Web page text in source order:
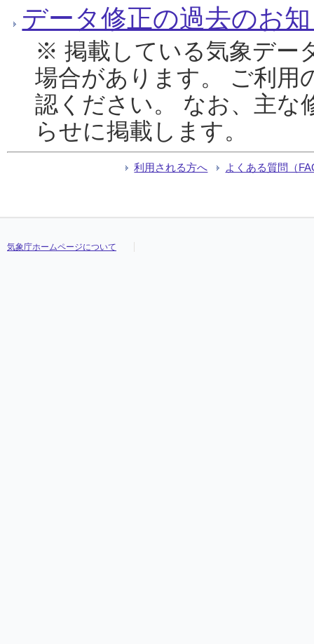
データ修正の過去のお
※ 掲載している気象デー
場合があります。 ご利用
認ください。 なお、主な
らせに掲載します。
利用される方へ よくある質問（
気象庁ホームページについて